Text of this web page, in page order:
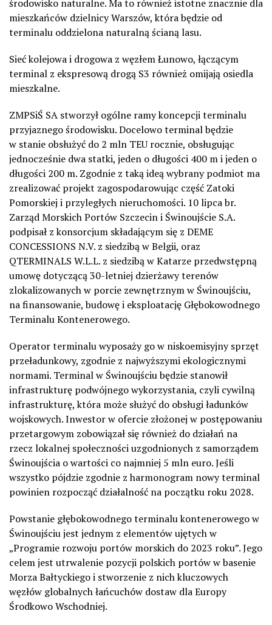
środowisko naturalne. Ma to również istotne znacznie dla
mieszkańców dzielnicy Warszów, która będzie od
terminalu oddzielona naturalną ścianą lasu.
Sieć kolejowa i drogowa z węzłem Łunowo, łączącym
terminal z ekspresową drogą S3 również omijają osiedla
mieszkalne.
ZMPSiŚ SA stworzył ogólne ramy koncepcji terminalu
przyjaznego środowisku. Docelowo terminal będzie
w stanie obsłużyć do 2 mln TEU rocznie, obsługując
jednocześnie dwa statki, jeden o długości 400 m i jeden o
długości 200 m. Zgodnie z taką ideą wybrany podmiot ma
zrealizować projekt zagospodarowując część Zatoki
Pomorskiej i przyległych nieruchomości. 10 lipca br.
Zarząd Morskich Portów Szczecin i Świnoujście S.A.
podpisał z konsorcjum składającym się z DEME
CONCESSIONS N.V. z siedzibą w Belgii, oraz
QTERMINALS W.L.L. z siedzibą w Katarze przedwstępną
umowę dotyczącą 30-letniej dzierżawy terenów
zlokalizowanych w porcie zewnętrznym w Świnoujściu,
na finansowanie, budowę i eksploatację Głębokowodnego
Terminalu Kontenerowego.
Operator terminalu wyposaży go w niskoemisyjny sprzęt
przeładunkowy, zgodnie z najwyższymi ekologicznymi
normami. Terminal w Świnoujściu będzie stanowił
infrastrukturę podwójnego wykorzystania, czyli cywilną
infrastrukturę, która może służyć do obsługi ładunków
wojskowych. Inwestor w ofercie złożonej w postępowaniu
przetargowym zobowiązał się również do działań na
rzecz lokalnej społeczności uzgodnionych z samorządem
Świnoujścia o wartości co najmniej 5 mln euro. Jeśli
wszystko pójdzie zgodnie z harmonogram nowy terminal
powinien rozpocząć działalność na początku roku 2028.
Powstanie głębokowodnego terminalu kontenerowego w
Świnoujściu jest jednym z elementów ujętych w
„Programie rozwoju portów morskich do 2023 roku”. Jego
celem jest utrwalenie pozycji polskich portów w basenie
Morza Bałtyckiego i stworzenie z nich kluczowych
węzłów globalnych łańcuchów dostaw dla Europy
Środkowo Wschodniej.